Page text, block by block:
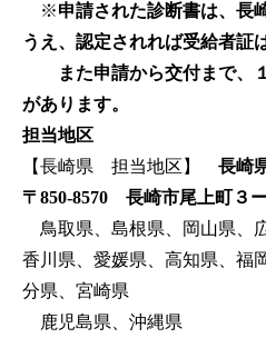
※申請された診断書は、長
うえ、認定されれば受給者証
また申請から交付まで、
があります。
担当地区
【長崎県 担当地区】 長崎
〒850-8570 長崎市尾上町
鳥取県、島根県、岡山県、
香川県、愛媛県、高知県、福
分県、宮崎県
鹿児島県、沖縄県